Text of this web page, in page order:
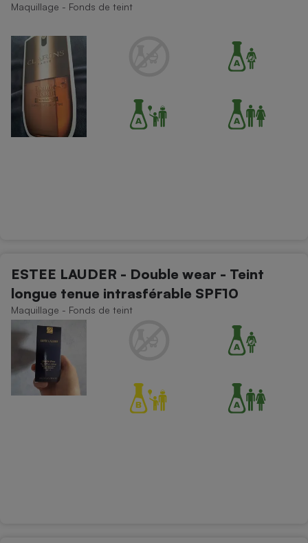
Maquillage - Fonds de teint
ESTEE LAUDER - Double wear - Teint
longue tenue intrasférable SPF10
Maquillage - Fonds de teint